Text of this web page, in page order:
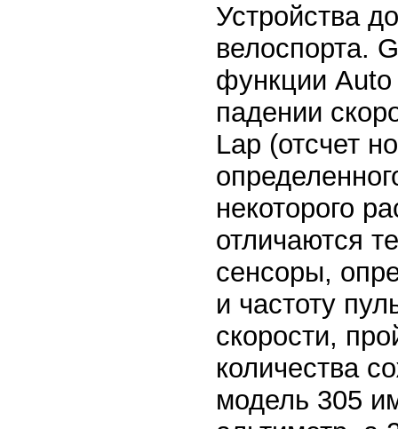
Устройства
велоспорта.
функции Auto
падении
Lap (отсчет
некоторого
отличаются
сенсоры,
и частоту
скорости,
количества
модель 305